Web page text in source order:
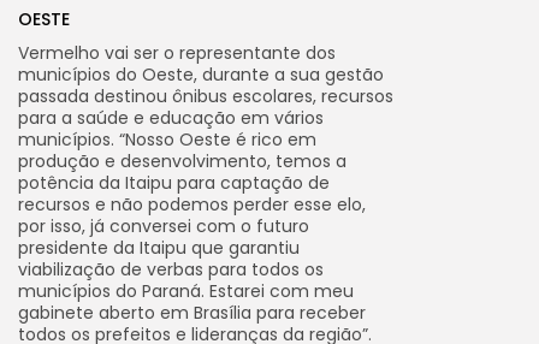
OESTE
Vermelho vai ser o representante dos
municípios do Oeste, durante a sua gestão
passada destinou ônibus escolares, recursos
para a saúde e educação em vários
municípios. “Nosso Oeste é rico em
produção e desenvolvimento, temos a
potência da Itaipu para captação de
recursos e não podemos perder esse elo,
por isso, já conversei com o futuro
presidente da Itaipu que garantiu
viabilização de verbas para todos os
municípios do Paraná. Estarei com meu
gabinete aberto em Brasília para receber
todos os prefeitos e lideranças da região”.